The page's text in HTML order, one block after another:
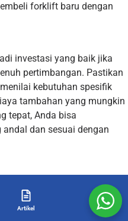
forklift baru dengan
investasi yang baik jika
pertimbangan. Pastikan
kebutuhan spesifik
tambahan yang mungkin
tepat, Anda bisa
dan sesuai dengan
Artikel